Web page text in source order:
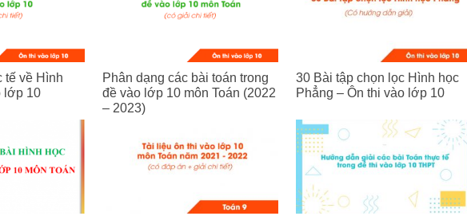
tế về Hình
lớp 10
Phân dạng các bài toán trong
đề vào lớp 10 môn Toán (2022
– 2023)
30 Bài tập chọn lọc Hình học
Phẳng – Ôn thi vào lớp 10